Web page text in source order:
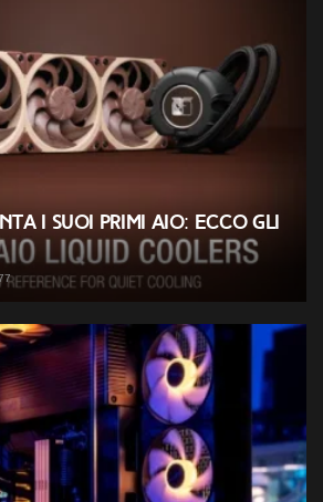
i suoi primi AIO: ecco gli